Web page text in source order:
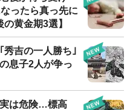
ったら真っ先に
黄金期3選】
秀吉の一人勝ち｣
息子2人が争っ
は危険…標高